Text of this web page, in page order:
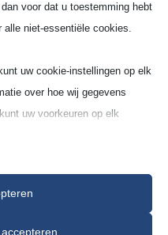
van kera­mi­sche
enorm scala aan
alle secto­ren van
ontdekt elke dag
heeft zich gespe­ci­a­li­
voor medi­sche
stan­daard­as­sor­ti­
voor dat u toestemming hebt
alle niet-essentiële cookies.
uw cookie-instellingen op elk
over hoe wij gegevens
uw voorkeuren op elk
kiest bepaalde soorten cookies
site en de services die wij